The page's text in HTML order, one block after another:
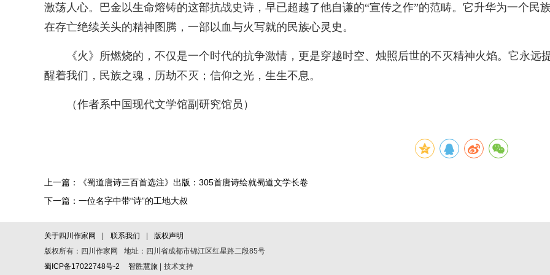
激荡人心。巴金以生命熔铸的这部抗战史诗，早已超越了他自谦的“宣传之作”的范畴。它升华为一个民
在存亡绝续关头的精神图腾，一部以血与火写就的民族心灵史。
《火》所燃烧的，不仅是一个时代的抗争激情，更是穿越时空、烛照后世的不灭精神火焰。它永远
醒着我们，民族之魂，历劫不灭；信仰之光，生生不息。
（作者系中国现代文学馆副研究馆员）
上一篇：《蜀道唐诗三百首选注》出版：305首唐诗绘就蜀道文学长卷
下一篇：一位名字中带“诗”的工地大叔
关于四川作家网 | 联系我们 | 版权声明
版权所有：四川作家网 地址：四川省成都市锦江区红星路二段85号
蜀ICP备17022748号-2
智胜慧旅 | 技术支持